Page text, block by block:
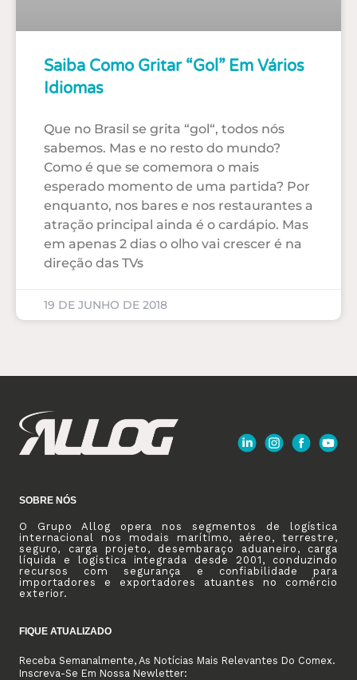
Saiba Como Gritar “gol” Em Vários
Idiomas
Que no Brasil se grita “gol“, todos nós
sabemos. Mas e no resto do mundo?
Como é que se comemora o mais
esperado momento de uma partida? Por
enquanto, nos bares e nos restaurantes a
atração principal ainda é o cardápio. Mas
em apenas 2 dias o olho vai crescer é na
direção das TVs
19 DE JUNHO DE 2018
SOBRE NÓS
O Grupo Allog opera nos segmentos de logística
internacional nos modais marítimo, aéreo, terrestre,
seguro, carga projeto, desembaraço aduaneiro, carga
líquida e logística integrada desde 2001, conduzindo
recursos com segurança e confiabilidade para
importadores e exportadores atuantes no comércio
exterior.
FIQUE ATUALIZADO
Receba Semanalmente, As Notícias Mais Relevantes Do Comex.
Inscreva-Se Em Nossa Newletter: